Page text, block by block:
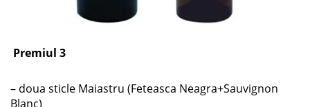
Premiul 3
– doua sticle Maiastru (Feteasca Neagra+Sauvignon
Blanc)